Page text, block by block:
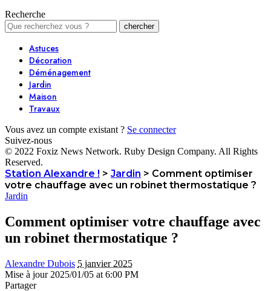
Recherche
Astuces
Décoration
Déménagement
Jardin
Maison
Travaux
Vous avez un compte existant ? Se connecter
Suivez-nous
© 2022 Foxiz News Network. Ruby Design Company. All Rights
Reserved.
Station Alexandre ! > Jardin > Comment optimiser
votre chauffage avec un robinet thermostatique ?
Jardin
Comment optimiser votre chauffage avec
un robinet thermostatique ?
Alexandre Dubois 5 janvier 2025
Mise à jour 2025/01/05 at 6:00 PM
Partager